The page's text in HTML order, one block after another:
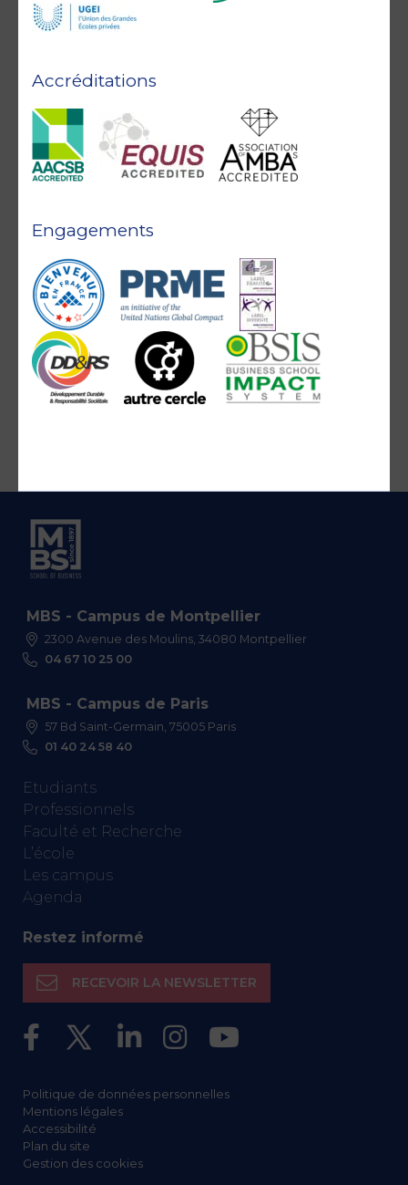
Accréditations
Engagements
MBS - Campus de Montpellier
2300 Avenue des Moulins, 34080 Montpellier
04 67 10 25 00
MBS - Campus de Paris
57 Bd Saint-Germain, 75005 Paris
01 40 24 58 40
Etudiants
Professionnels
Faculté et Recherche
L’école
Les campus
Agenda
Restez informé
RECEVOIR LA NEWSLETTER
Politique de données personnelles
Mentions légales
Accessibilité
Plan du site
Gestion des cookies